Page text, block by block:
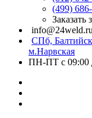
(499)
Заказать
info@24weld.ru
СПб,
м.Нарвская
ПН-ПТ с 09:00